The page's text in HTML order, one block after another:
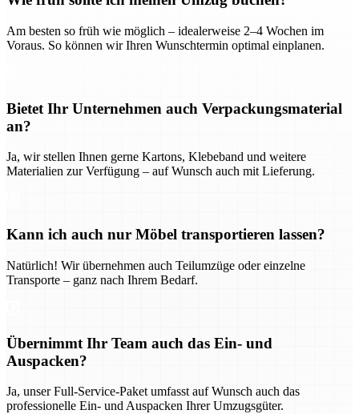
Am besten so früh wie möglich – idealerweise 2–4 Wochen im
Voraus. So können wir Ihren Wunschtermin optimal einplanen.
Bietet Ihr Unternehmen auch Verpackungsmaterial
an?
Ja, wir stellen Ihnen gerne Kartons, Klebeband und weitere
Materialien zur Verfügung – auf Wunsch auch mit Lieferung.
Kann ich auch nur Möbel transportieren lassen?
Natürlich! Wir übernehmen auch Teilumzüge oder einzelne
Transporte – ganz nach Ihrem Bedarf.
Übernimmt Ihr Team auch das Ein- und
Auspacken?
Ja, unser Full-Service-Paket umfasst auf Wunsch auch das
professionelle Ein- und Auspacken Ihrer Umzugsgüter.